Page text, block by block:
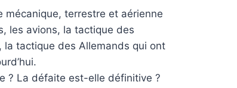
mécanique, terrestre et aérienne
les avions, la tactique des
la tactique des Allemands qui ont
? La défaite est-elle définitive ?